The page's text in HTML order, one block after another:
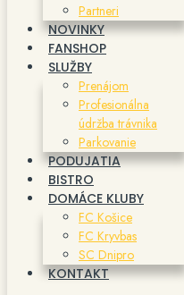
Partneri
NOVINKY
FANSHOP
SLUŽBY
Prenájom
Profesionálna
údržba trávnika
Parkovanie
PODUJATIA
BISTRO
DOMÁCE KLUBY
FC Košice
FC Kryvbas
SC Dnipro
KONTAKT